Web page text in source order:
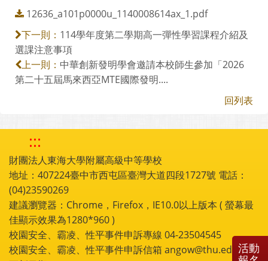
12636_a101p0000u_1140008614ax_1.pdf
下一則： 114學年度第二學期高一彈性學習課程介紹及
選課注意事項
上一則： 中華創新發明學會邀請本校師生參加「2026
第二十五屆馬來西亞MTE國際發明....
回列表
:::
財團法人東海大學附屬高級中等學校
地址：407224臺中市西屯區臺灣大道四段1727號 電話：
(04)23590269
建議瀏覽器：Chrome，Firefox，IE10.0以上版本 ( 螢幕最
佳顯示效果為1280*960 )
校園安全、霸凌、性平事件申訴專線 04-23504545
校園安全、霸凌、性平事件申訴信箱 angow@thu.edu.tw
活動